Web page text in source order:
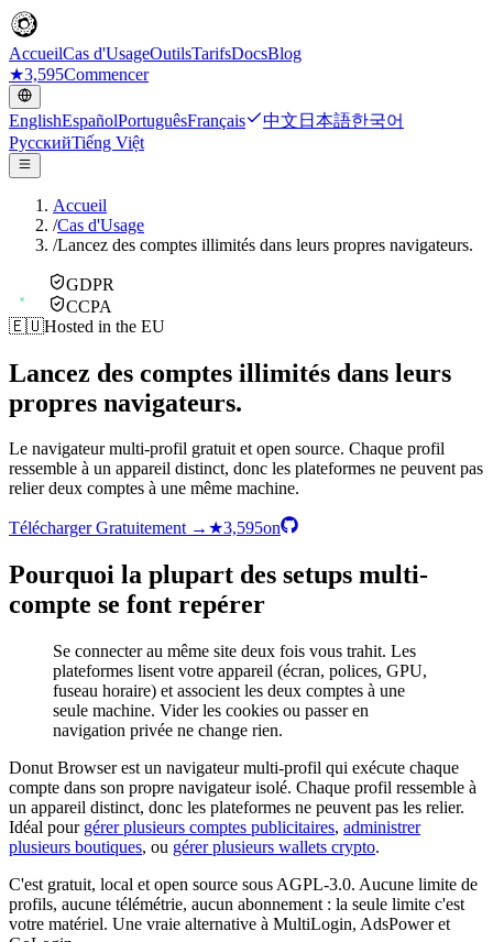
AccueilCas d'UsageOutilsTarifsDocsBlog
★3,595Commencer
EnglishEspañolPortuguêsFrançais 中文 日本語한국어
РусскийTiếng Việt
Accueil
/Cas d'Usage
/Lancez des comptes illimités dans leurs propres navigateurs.
GDPR
CCPA
🇪🇺Hosted in the EU
Lancez des comptes illimités dans leurs
propres navigateurs.
Le navigateur multi-profil gratuit et open source. Chaque profil
ressemble à un appareil distinct, donc les plateformes ne peuvent pas
relier deux comptes à une même machine.
Télécharger Gratuitement→ ★3,595on
Pourquoi la plupart des setups multi-
compte se font repérer
Se connecter au même site deux fois vous trahit. Les
plateformes lisent votre appareil (écran, polices, GPU,
fuseau horaire) et associent les deux comptes à une
seule machine. Vider les cookies ou passer en
navigation privée ne change rien.
Donut Browser est un navigateur multi-profil qui exécute chaque
compte dans son propre navigateur isolé. Chaque profil ressemble à
un appareil distinct, donc les plateformes ne peuvent pas les relier.
Idéal pour gérer plusieurs comptes publicitaires, administrer
plusieurs boutiques, ou gérer plusieurs wallets crypto.
C'est gratuit, local et open source sous AGPL-3.0. Aucune limite de
profils, aucune télémétrie, aucun abonnement : la seule limite c'est
votre matériel. Une vraie alternative à MultiLogin, AdsPower et